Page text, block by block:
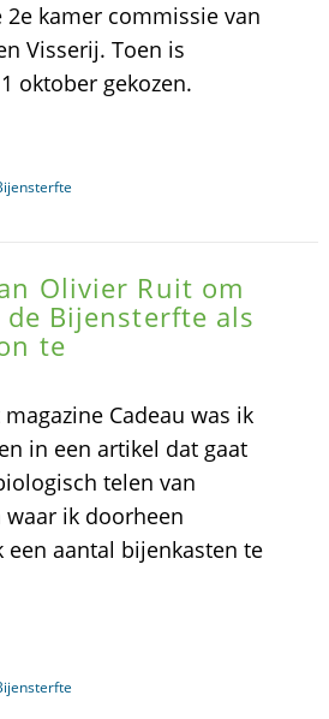
kamer commissie van
Visserij. Toen is
oktober gekozen.
Olivier Ruit om
Bijensterfte als
te
Cadeau was ik
in een artikel dat gaat
telen van
ik doorheen
aantal bijenkasten te